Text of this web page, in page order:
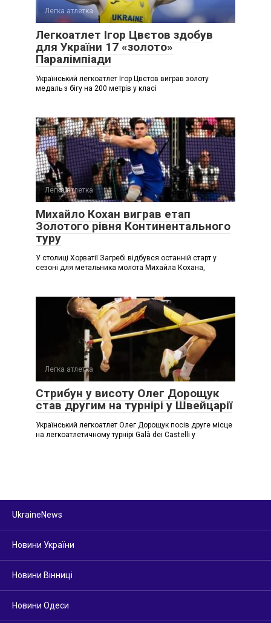
Легка атлетка
Легкоатлет Ігор Цвєтов здобув
для України 17 «золото»
Паралімпіади
Український легкоатлет Ігор Цвєтов виграв золоту
медаль з бігу на 200 метрів у класі
Легка атлетка
Михайло Кохан виграв етап
Золотого рівня Континентального
туру
У столиці Хорватії Загребі відбувся останній старт у
сезоні для метальника молота Михайла Кохана,
Легка атлетка
Стрибун у висоту Олег Дорощук
став другим на турнірі у Швейцарії
Український легкоатлет Олег Дорощук посів друге місце
на легкоатлетичному турнірі Galà dei Castelli у
UkraineNews
Новини України
Новини Вінниці
Новини Одеси